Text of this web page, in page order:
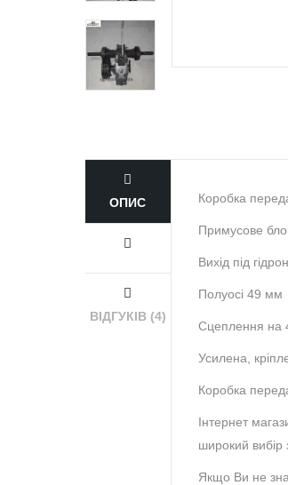
ОПИС
ВІДГУКІВ (4)
Коробка
Примусове
Вихід під
Полуосі 49 мм
Сцеплення на
Усилена,
Коробка
Інтернет
широкий вибір
Якщо Ви не